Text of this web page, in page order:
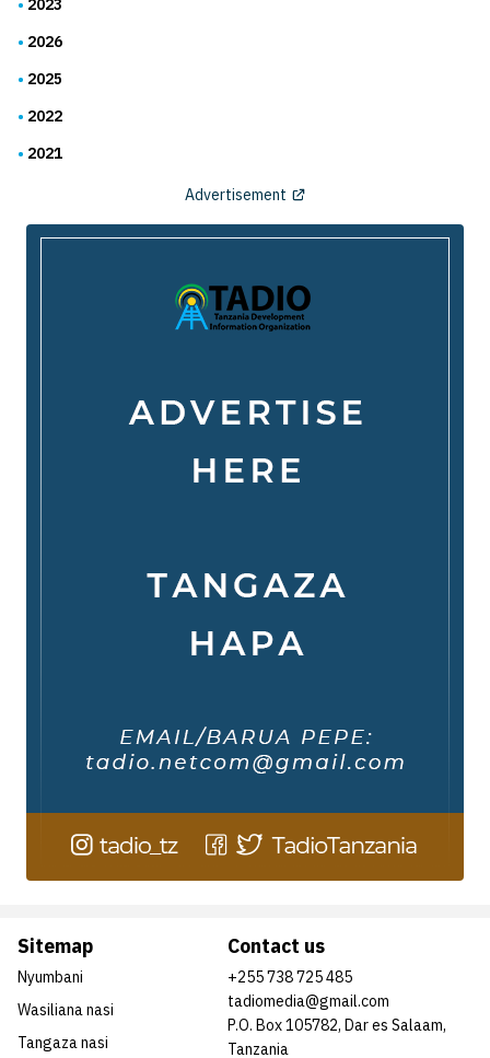
2023
2026
2025
2022
2021
Advertisement
Sitemap
Nyumbani
Wasiliana nasi
Tangaza nasi
Contact us
+255 738 725 485
tadiomedia@gmail.com
P.O. Box 105782, Dar es Salaam,
Tanzania